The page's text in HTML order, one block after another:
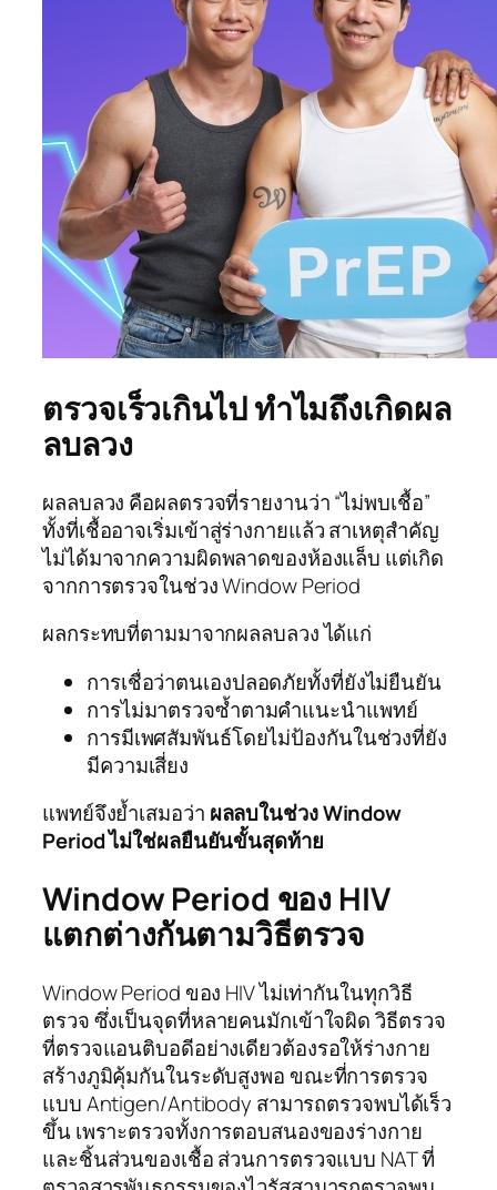
ตรวจเร็วเกินไป ทำไมถึงเกิดผล
ลบลวง
ผลลบลวง คือผลตรวจที่รายงานว่า “ไม่พบเชื้อ”
ทั้งที่เชื้ออาจเริ่มเข้าสู่ร่างกายแล้ว สาเหตุสำคัญ
ไม่ได้มาจากความผิดพลาดของห้องแล็บ แต่เกิด
จากการตรวจในช่วง Window Period
ผลกระทบที่ตามมาจากผลลบลวง ได้แก่
การเชื่อว่าตนเองปลอดภัยทั้งที่ยังไม่ยืนยัน
การไม่มาตรวจซ้ำตามคำแนะนำแพทย์
การมีเพศสัมพันธ์โดยไม่ป้องกันในช่วงที่ยัง
มีความเสี่ยง
แพทย์จึงย้ำเสมอว่า ผลลบในช่วง Window
Period ไม่ใช่ผลยืนยันขั้นสุดท้าย
Window Period ของ HIV
แตกต่างกันตามวิธีตรวจ
Window Period ของ HIV ไม่เท่ากันในทุกวิธี
ตรวจ ซึ่งเป็นจุดที่หลายคนมักเข้าใจผิด วิธีตรวจ
ที่ตรวจแอนติบอดีอย่างเดียวต้องรอให้ร่างกาย
สร้างภูมิคุ้มกันในระดับสูงพอ ขณะที่การตรวจ
แบบ Antigen/Antibody สามารถตรวจพบได้เร็ว
ขึ้น เพราะตรวจทั้งการตอบสนองของร่างกาย
และชิ้นส่วนของเชื้อ ส่วนการตรวจแบบ NAT ที่